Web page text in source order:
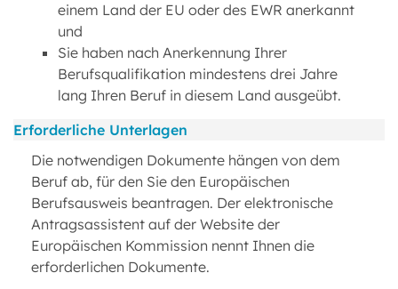
einem Land der EU oder des EWR anerkannt
und
Sie haben nach Anerkennung Ihrer
Berufsqualifikation mindestens drei Jahre
lang Ihren Beruf in diesem Land ausgeübt.
Erforderliche Unterlagen
Die notwendigen Dokumente hängen von dem
Beruf ab, für den Sie den Europäischen
Berufsausweis beantragen. Der elektronische
Antragsassistent auf der Website der
Europäischen Kommission nennt Ihnen die
erforderlichen Dokumente.